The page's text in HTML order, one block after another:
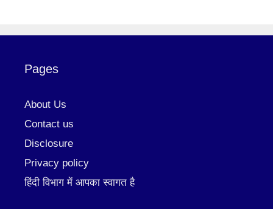
Pages
About Us
Contact us
Disclosure
Privacy policy
हिंदी विभाग में आपका स्वागत है